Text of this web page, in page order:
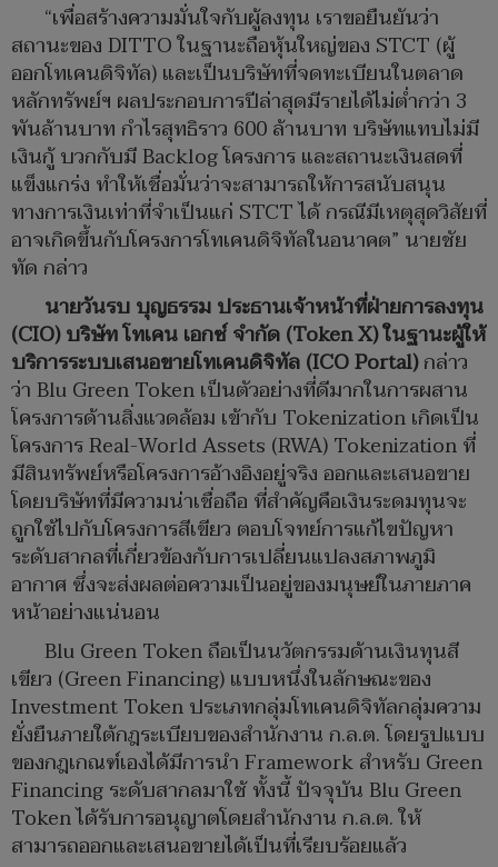
“เพื่อสร้างความมั่นใจกับผู้ลงทุน เราขอยืนยันว่า
สถานะของ DITTO ในฐานะถือหุ้นใหญ่ของ STCT (ผู้
ออกโทเคนดิจิทัล) และเป็นบริษัทที่จดทะเบียนในตลาด
หลักทรัพย์ฯ ผลประกอบการปีล่าสุดมีรายได้ไม่ต่ำกว่า 3
พันล้านบาท กำไรสุทธิราว 600 ล้านบาท บริษัทแทบไม่มี
เงินกู้ บวกกับมี Backlog โครงการ และสถานะเงินสดที่
แข็งแกร่ง ทำให้เชื่อมั่นว่าจะสามารถให้การสนับสนุน
ทางการเงินเท่าที่จำเป็นแก่ STCT ได้ กรณีมีเหตุสุดวิสัยที่
อาจเกิดขึ้นกับโครงการโทเคนดิจิทัลในอนาคต” นายชัย
ทัด กล่าว
นายวันรบ บุญธรรม ประธานเจ้าหน้าที่ฝ่ายการลงทุน
(CIO) บริษัท โทเคน เอกซ์ จำกัด (Token X) ในฐานะผู้ให้
บริการระบบเสนอขายโทเคนดิจิทัล (ICO Portal)กล่าว
ว่า Blu Green Token เป็นตัวอย่างที่ดีมากในการผสาน
โครงการด้านสิ่งแวดล้อม เข้ากับ Tokenization เกิดเป็น
โครงการ Real-World Assets (RWA) Tokenization ที่
มีสินทรัพย์หรือโครงการอ้างอิงอยู่จริง ออกและเสนอขาย
โดยบริษัทที่มีความน่าเชื่อถือ ที่สำคัญคือเงินระดมทุนจะ
ถูกใช้ไปกับโครงการสีเขียว ตอบโจทย์การแก้ไขปัญหา
ระดับสากลที่เกี่ยวข้องกับการเปลี่ยนแปลงสภาพภูมิ
อากาศ ซึ่งจะส่งผลต่อความเป็นอยู่ของมนุษย์ในภายภาค
หน้าอย่างแน่นอน
Blu Green Token ถือเป็นนวัตกรรมด้านเงินทุนสี
เขียว (Green Financing) แบบหนึ่งในลักษณะของ
Investment Token ประเภทกลุ่มโทเคนดิจิทัลกลุ่มความ
ยั่งยืนภายใต้กฎระเบียบของสำนักงาน ก.ล.ต. โดยรูปแบบ
ของกฎเกณฑ์เองได้มีการนำ Framework สำหรับ Green
Financing ระดับสากลมาใช้ ทั้งนี้ ปัจจุบัน Blu Green
Token ได้รับการอนุญาตโดยสำนักงาน ก.ล.ต. ให้
สามารถออกและเสนอขายได้เป็นที่เรียบร้อยแล้ว